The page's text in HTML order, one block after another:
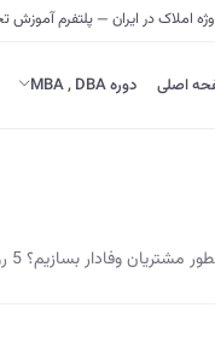
املاک در ایران — پلتفرم
اصلی دوره MBA , DBA
مشتریان وفادار بسازیم؟ 5 روش مهم